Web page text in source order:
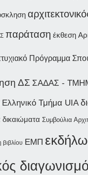
παράταση έκθεση
Πρόγραμμα
ΔΣ ΣΑΔΑΣ -
Ελληνικό Τμήμα UIA
Συμβούλια
ΕΜΠ